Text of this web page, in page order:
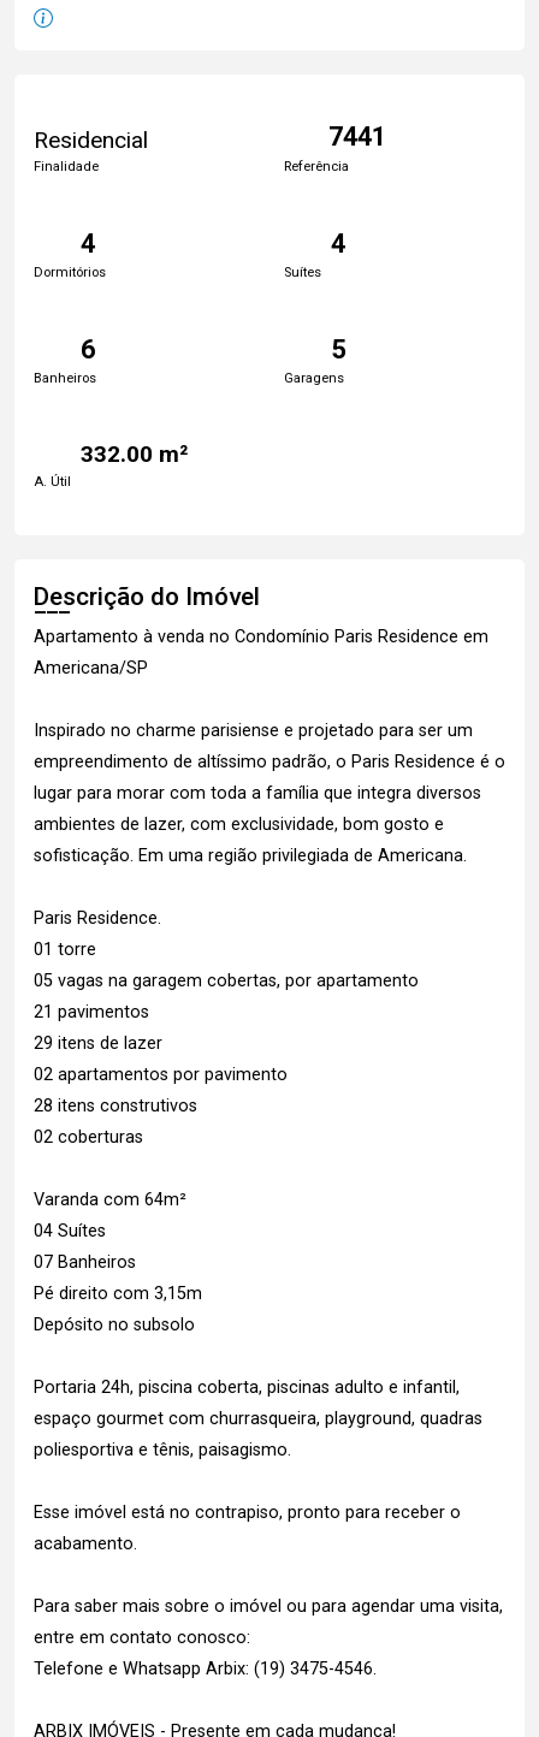
Residencial
Finalidade
7441
Referência
4
Dormitórios
4
Suítes
6
Banheiros
5
Garagens
332.00 m²
A. Útil
Descrição do Imóvel
Apartamento à venda no Condomínio Paris Residence em
Americana/SP
Inspirado no charme parisiense e projetado para ser um
empreendimento de altíssimo padrão, o Paris Residence é o
lugar para morar com toda a família que integra diversos
ambientes de lazer, com exclusividade, bom gosto e
sofisticação. Em uma região privilegiada de Americana.
Paris Residence.
01 torre
05 vagas na garagem cobertas, por apartamento
21 pavimentos
29 itens de lazer
02 apartamentos por pavimento
28 itens construtivos
02 coberturas
Varanda com 64m²
04 Suítes
07 Banheiros
Pé direito com 3,15m
Depósito no subsolo
Portaria 24h, piscina coberta, piscinas adulto e infantil,
espaço gourmet com churrasqueira, playground, quadras
poliesportiva e tênis, paisagismo.
Esse imóvel está no contrapiso, pronto para receber o
acabamento.
Para saber mais sobre o imóvel ou para agendar uma visita,
entre em contato conosco:
Telefone e Whatsapp Arbix: (19) 3475-4546.
ARBIX IMÓVEIS - Presente em cada mudança!